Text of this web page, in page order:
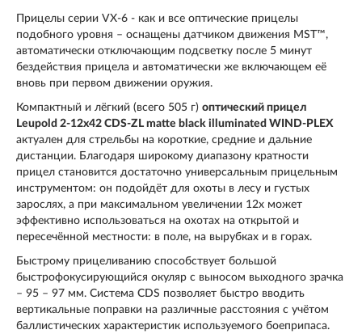
Прицелы серии VX-6 - как и все оптические прицелы
подобного уровня – оснащены датчиком движения MST™,
автоматически отключающим подсветку после 5 минут
бездействия прицела и автоматически же включающем её
вновь при первом движении оружия.
Компактный и лёгкий (всего 505 г) оптический прицел
Leupold 2-12x42 CDS-ZL matte black illuminated WIND-PLEX
актуален для стрельбы на короткие, средние и дальние
дистанции. Благодаря широкому диапазону кратности
прицел становится достаточно универсальным прицельным
инструментом: он подойдёт для охоты в лесу и густых
зарослях, а при максимальном увеличении 12х может
эффективно использоваться на охотах на открытой и
пересечённой местности: в поле, на вырубках и в горах.
Быстрому прицеливанию способствует большой
быстрофокусирующийся окуляр с выносом выходного зрачка
– 95 – 97 мм. Система CDS позволяет быстро вводить
вертикальные поправки на различные расстояния с учётом
баллистических характеристик используемого боеприпаса.